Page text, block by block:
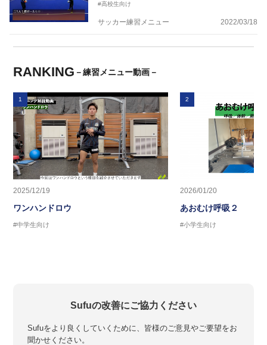
#高校生向け
サッカー練習メニュー 2022/03/18
RANKING －練習メニュー動画－
1
2025/12/19
ワンハンドロウ
#中学生向け
2
2026/01/20
あおむけ呼吸２
#小学生向け
Sufuの改善にご協力ください
Sufuをより良くしていくために、皆様のご意見やご要望をお
聞かせください。